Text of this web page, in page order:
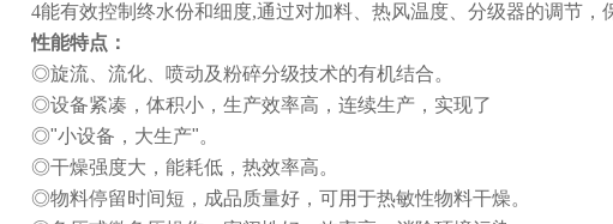
4能有效控制终水份和细度,通过对加料、热风温度、分级器的调节，
性能特点：
◎旋流、流化、喷动及粉碎分级技术的有机结合。
◎设备紧凑，体积小，生产效率高，连续生产，实现了
◎"小设备，大生产"。
◎干燥强度大，能耗低，热效率高。
◎物料停留时间短，成品质量好，可用于热敏性物料干燥。